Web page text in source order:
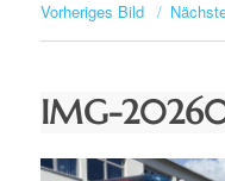
Vorheriges Bild
IMG-